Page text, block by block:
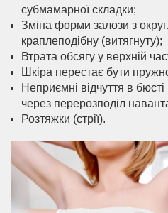
субмамарної складки;
Зміна форми залози з
краплеподібну (витягнуту);
Втрата обсягу у верхній
Шкіра перестає бути
Неприємні відчуття в
через перерозподіл
Розтяжки (стрії).